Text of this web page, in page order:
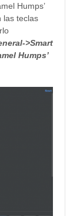
Humps’
las teclas
>Smart
Humps’